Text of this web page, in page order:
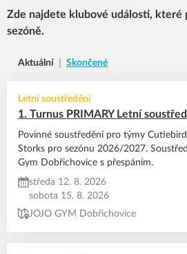
Zde najdete klubové události, které
sezóně.
Aktuální Skončené
Letní soustředění
1. Turnus PRIMARY Letní
Povinné soustředění pro týmy
Storks pro sezónu 2026/2027.
Gym Dobřichovice s přespáním.
středa 12. 8. 2026
sobota 15. 8. 2026
JOJO GYM Dobřichovice